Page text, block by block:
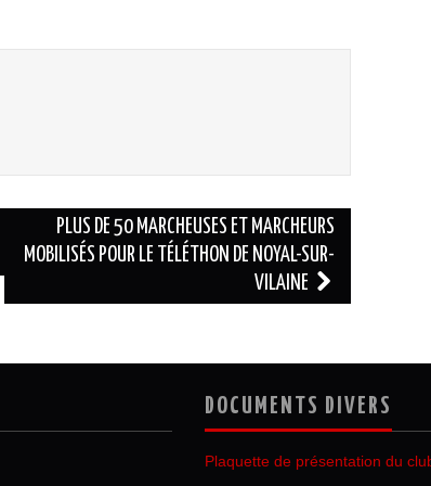
PLUS DE 50 MARCHEUSES ET MARCHEURS
MOBILISÉS POUR LE TÉLÉTHON DE NOYAL-SUR-
VILAINE
DOCUMENTS DIVERS
Plaquette de présentation du